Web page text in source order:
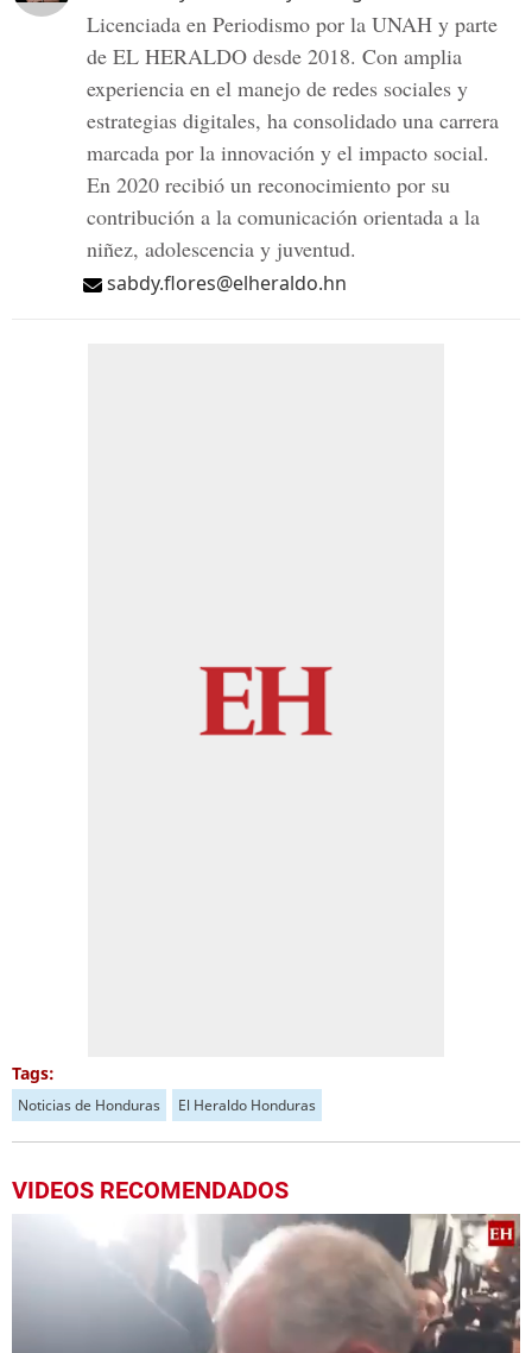
Licenciada en Periodismo por la UNAH y parte
de EL HERALDO desde 2018. Con amplia
experiencia en el manejo de redes sociales y
estrategias digitales, ha consolidado una carrera
marcada por la innovación y el impacto social.
En 2020 recibió un reconocimiento por su
contribución a la comunicación orientada a la
niñez, adolescencia y juventud.
sabdy.flores@elheraldo.hn
Tags:
Noticias de Honduras El Heraldo Honduras
VIDEOS RECOMENDADOS